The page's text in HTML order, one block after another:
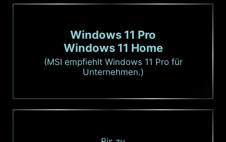
Windows 11 Pro
Windows 11 Home
(MSI empfiehlt Windows 11 Pro für
Unternehmen.)